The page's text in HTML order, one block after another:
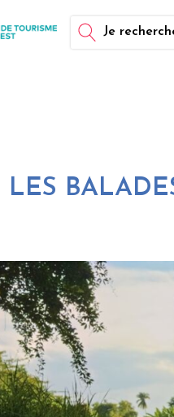
Je
LES